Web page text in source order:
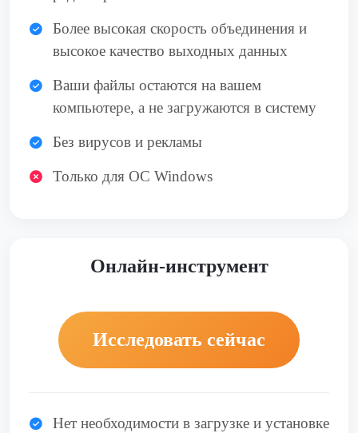
Более высокая скорость объединения и
высокое качество выходных данных
Ваши файлы остаются на вашем
компьютере, а не загружаются в систему
Без вирусов и рекламы
Только для ОС Windows
Онлайн-инструмент
Исследовать сейчас
Нет необходимости в загрузке и установке